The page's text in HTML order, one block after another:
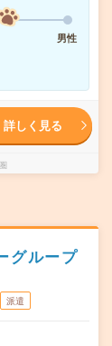
男性
詳しく見る
グループ
派遣